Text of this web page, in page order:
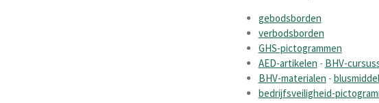
gebodsborden
verbodsborden
GHS-pictogrammen
AED-artikelen - BHV-
BHV-materialen -
bedrijfsveiligheid-